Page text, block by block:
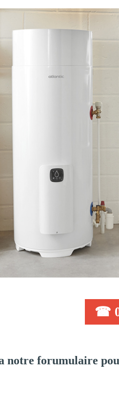
☎
notre forumulaire